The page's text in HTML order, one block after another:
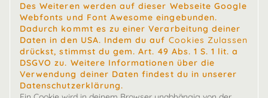
Des Weiteren werden auf dieser Webseite Google
Webfonts und Font Awesome eingebunden.
Dadurch kommt es zu einer Verarbeitung deiner
Daten in den USA. Indem du auf Cookies Zulassen
drückst, stimmst du gem. Art. 49 Abs. 1 S. 1 lit. a
DSGVO zu. Weitere Informationen über die
Verwendung deiner Daten findest du in unserer
Datenschutzerklärung.